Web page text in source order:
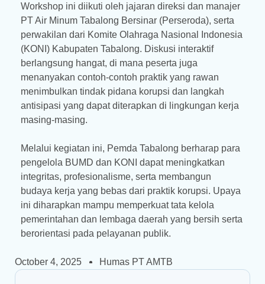
Workshop ini diikuti oleh jajaran direksi dan manajer
PT Air Minum Tabalong Bersinar (Perseroda), serta
perwakilan dari Komite Olahraga Nasional Indonesia
(KONI) Kabupaten Tabalong. Diskusi interaktif
berlangsung hangat, di mana peserta juga
menanyakan contoh-contoh praktik yang rawan
menimbulkan tindak pidana korupsi dan langkah
antisipasi yang dapat diterapkan di lingkungan kerja
masing-masing.
Melalui kegiatan ini, Pemda Tabalong berharap para
pengelola BUMD dan KONI dapat meningkatkan
integritas, profesionalisme, serta membangun
budaya kerja yang bebas dari praktik korupsi. Upaya
ini diharapkan mampu memperkuat tata kelola
pemerintahan dan lembaga daerah yang bersih serta
berorientasi pada pelayanan publik.
October 4, 2025 Humas PT AMTB